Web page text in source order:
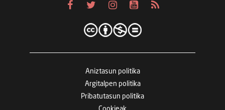
Aniztasun politika
Argitalpen politika
Pribatutasun politika